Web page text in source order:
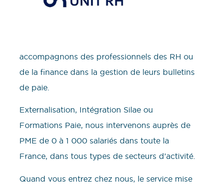
accompagnons des professionnels des RH ou
de la finance dans la gestion de leurs bulletins
de paie.
Externalisation, Intégration Silae ou
Formations Paie, nous intervenons auprès de
PME de 0 à 1 000 salariés dans toute la
France, dans tous types de secteurs d’activité.
Quand vous entrez chez nous, le service mise